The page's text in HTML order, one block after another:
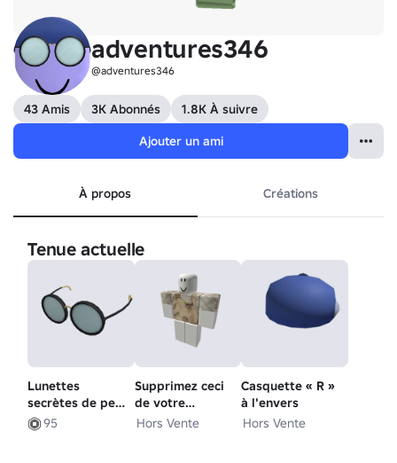
adventures346
@adventures346
43 Amis 3K Abonnés
1.8K À suivre
Ajouter un ami
À propos Créations
Tenue actuelle
Lunettes
secrètes de petit
sorcier
95
Supprimez ceci
de votre
inventaire.
Hors Vente
Casquette « R »
à l'envers
Hors Vente